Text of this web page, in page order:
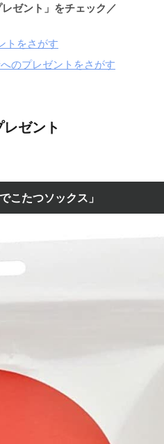
ゼント」をチェック／
トをさがす
のプレゼントをさがす
ゼント
こたつソックス」